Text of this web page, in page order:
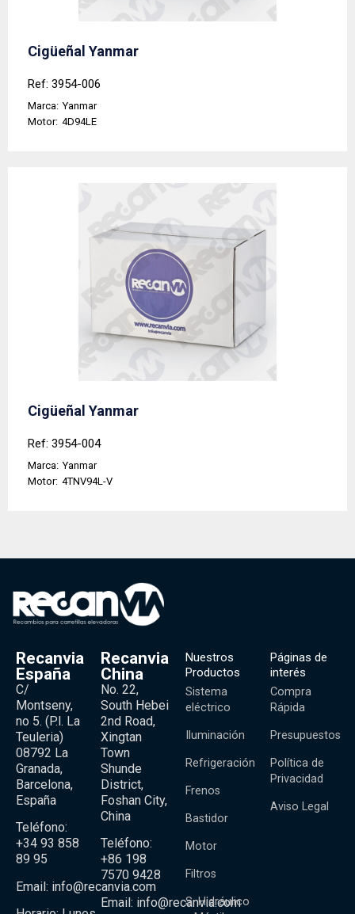
Cigüeñal Yanmar
Ref: 3954-006
Marca: Yanmar
Motor: 4D94LE
Cigüeñal Yanmar
Ref: 3954-004
Marca: Yanmar
Motor: 4TNV94L-V
Recanvia
España
C/
Montseny,
no 5. (P.l. La
Teuleria)
08792 La
Granada,
Barcelona,
España
Teléfono:
+34 93 858
89 95
Email: info@recanvia.com
Recanvia
China
No. 22,
South Hebei
2nd Road,
Xingtan
Town
Shunde
District,
Foshan City,
China
Teléfono:
+86 198
7570 9428
Email: info@recanvia.com
Nuestros
Productos
Sistema
eléctrico
Iluminación
Refrigeración
Frenos
Bastidor
Motor
Filtros
S. Hidráulico
Páginas de
interés
Compra
Rápida
Presupuestos
Política de
Privacidad
Aviso Legal